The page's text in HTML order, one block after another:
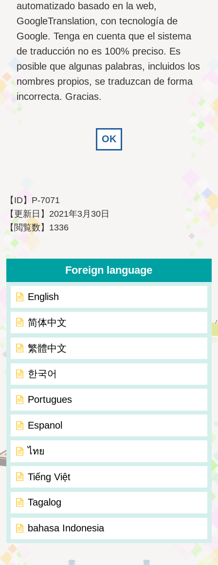
automatizado basado en la web,
GoogleTranslation, con tecnología de
Google. Tenga en cuenta que el sistema
de traducción no es 100% preciso. Es
posible que algunas palabras, incluidos los
nombres propios, se traduzcan de forma
incorrecta. Gracias.
OK
【ID】 P-7071
【更新日】 2021年3月30日
【閲覧数】 1336
Foreign language
English
简体中文
繁體中文
한국어
Portugues
Espanol
ไทย
Tiếng Việt
Tagalog
bahasa Indonesia